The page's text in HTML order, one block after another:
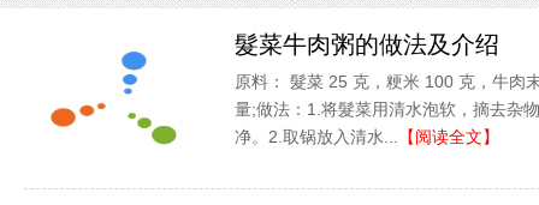
髮菜牛肉粥的做法及介绍
原料： 髮菜 25 克，粳米 100 克，牛肉
量;做法：1.将髮菜用清水泡软，摘去杂
净。2.取锅放入清水...
【阅读全文】